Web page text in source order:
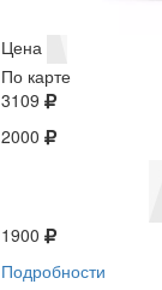
Цена
По карте
3109
2000
1900
Подробности